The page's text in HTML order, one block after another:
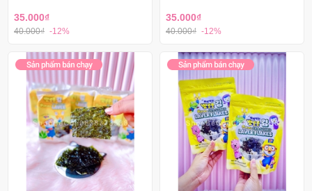
35.000₫
40.000₫ -12%
35.000₫
40.000₫ -12%